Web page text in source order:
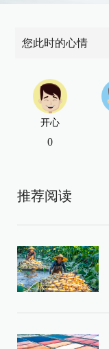
您此时的心情
开心
0
推荐阅读